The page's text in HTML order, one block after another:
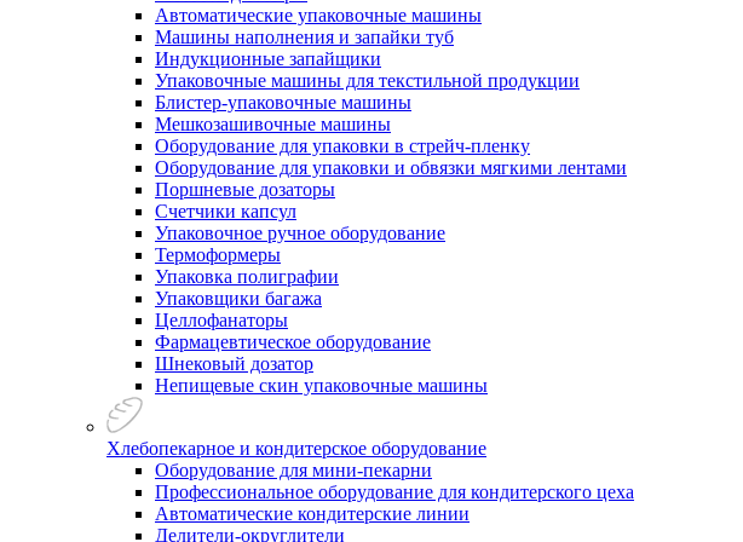
Автоматические упаковочные машины
Машины наполнения и запайки туб
Индукционные запайщики
Упаковочные машины для текстильной продукции
Блистер-упаковочные машины
Мешкозашивочные машины
Оборудование для упаковки в стрейч-пленку
Оборудование для упаковки и обвязки мягкими лентами
Поршневые дозаторы
Счетчики капсул
Упаковочное ручное оборудование
Термоформеры
Упаковка полиграфии
Упаковщики багажа
Целлофанаторы
Фармацевтическое оборудование
Шнековый дозатор
Непищевые скин упаковочные машины
Хлебопекарное и кондитерское оборудование
Оборудование для мини-пекарни
Профессиональное оборудование для кондитерского цеха
Автоматические кондитерские линии
Делители-округлители